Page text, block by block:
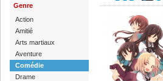
Genre
Action
Amitié
Arts martiaux
Aventure
Comédie
Drame